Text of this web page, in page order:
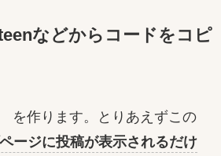
などからコードをコピ
を作ります。とりあえずこの
ページに投稿が表示されるだけ